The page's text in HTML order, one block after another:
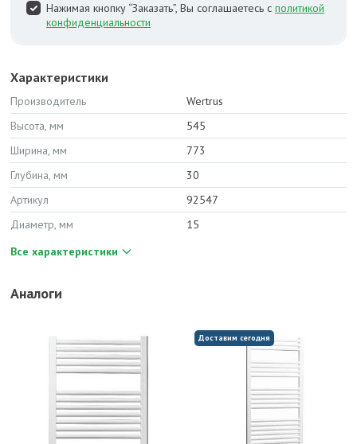
Нажимая кнопку “Заказать”, Вы соглашаетесь с политикой
конфиденциальности
Характеристики
Производитель
Wertrus
Высота, мм
545
Ширина, мм
773
Глубина, мм
30
Артикул
92547
Диаметр, мм
15
Все характеристики
Аналоги
Доставим сегодня